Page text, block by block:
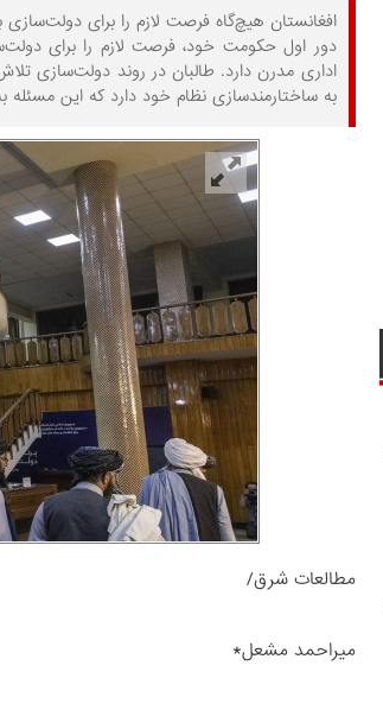
دور اول حکومت خود، فرصت لازم را برای
اداری مدرن دارد. طالبان در روند دولت‌سازی
به ساختارمندسازی نظام خود دارد که این
مطالعات شرق/
میراحمد مشعل*